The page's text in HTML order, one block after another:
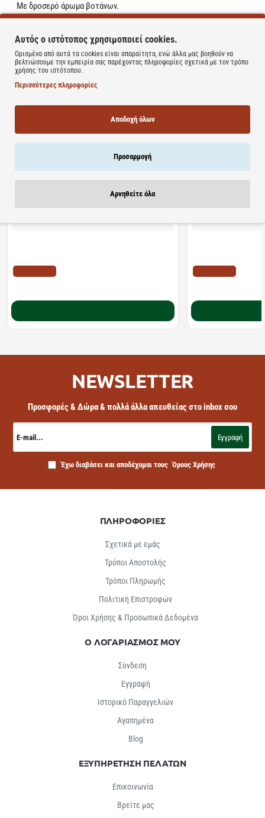
Με δροσερό άρωμα βοτάνων.
ΔΕΡΜΑΤΟΛΟΓΙΚΑ ΕΛΕΓΜΕΝΟ | ΧΩΡΙΣ ALUMINUM
91% ΣΥΣΤΑΤΙΚΑ ΦΥΣΙΚΗΣ ΠΡΟΕΛΕΥΣΗΣ
Bestsellers Είδατε Πρόσφατα
Διαθέσιμο Διαθέσιμο
NEWSLETTER
Προσφορές & Δώρα & πολλά άλλα απευθείας στο inbox σου
mail...
Εγγραφή
Έχω διαβάσει και αποδέχομαι τους Όρους Χρήσης
ΠΛΗΡΟΦΟΡΙΕΣ
Σχετικά με εμάς
Τρόποι Αποστολής
Τρόποι Πληρωμής
Πολιτική Επιστροφών
Όροι Χρήσης & Προσωπικά Δεδομένα
Ο ΛΟΓΑΡΙΑΣΜΟΣ ΜΟΥ
Σύνδεση
Εγγραφή
Ιστορικό Παραγγελιών
Αγαπημένα
Βlog
ΕΞΥΠΗΡΕΤΗΣΗ ΠΕΛΑΤΩΝ
Επικοινωνία
Βρείτε μας
Αυτός ο ιστότοπος χρησιμοποιεί cookies.
Ορισμένα από αυτά τα cookies είναι απαραίτητα, ενώ άλλα μας βοηθούν να
βελτιώσουμε την εμπειρία σας παρέχοντας πληροφορίες σχετικά με τον τρόπο
χρήσης του ιστότοπου.
Περισσότερες πληροφορίες
Αποδοχή όλων
Προσαρμογή
Αρνηθείτε όλα